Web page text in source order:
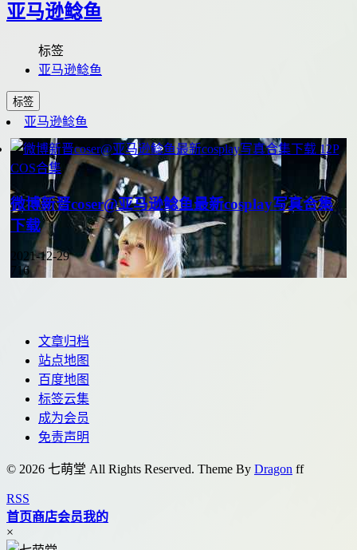
亚马逊鲶鱼
标签
亚马逊鲶鱼
标签
亚马逊鲶鱼
12P
COS合集
微博新晋coser@亚马逊鲶鱼最新cosplay写真合集
下载
2021-12-29
716
文章归档
站点地图
百度地图
标签云集
成为会员
免责声明
© 2026 七萌堂 All Rights Reserved. Theme By Dragon ff
RSS
首页商店会员我的
×